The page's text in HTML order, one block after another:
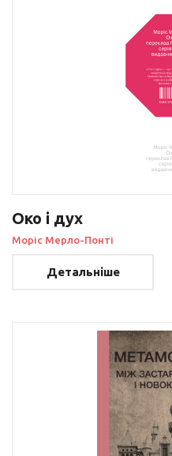
Око і дух
Моріс Мерло-Понті
Детальніше